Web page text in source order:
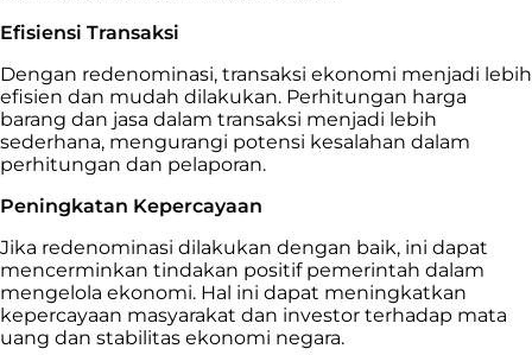
Efisiensi Transaksi
Dengan redenominasi, transaksi ekonomi menjadi lebih
efisien dan mudah dilakukan. Perhitungan harga
barang dan jasa dalam transaksi menjadi lebih
sederhana, mengurangi potensi kesalahan dalam
perhitungan dan pelaporan.
Peningkatan Kepercayaan
Jika redenominasi dilakukan dengan baik, ini dapat
mencerminkan tindakan positif pemerintah dalam
mengelola ekonomi. Hal ini dapat meningkatkan
kepercayaan masyarakat dan investor terhadap mata
uang dan stabilitas ekonomi negara.